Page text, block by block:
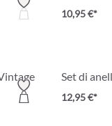
10,95 €*
Set di
12,95 €*